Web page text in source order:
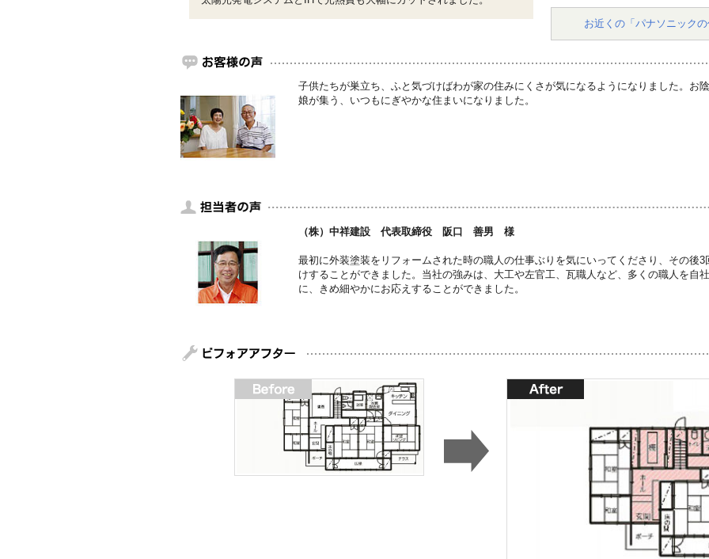
お近くの「パナソニック
子供たちが巣立ち、ふと気づけばわが家の住みにくさが気になるようになりました。お
娘が集う、いつもにぎやかな住まいになりました。
（株）中祥建設 代表取締役 阪口 善男 様
最初に外装塗装をリフォームされた時の職人の仕事ぶりを気にいってくださり、その後
けすることができました。当社の強みは、大工や左官工、瓦職人など、多くの職人を自
に、きめ細やかにお応えすることができました。